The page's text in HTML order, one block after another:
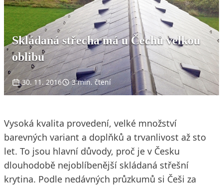
Skládaná střecha má u Čechů velkou
oblibu
30. 11. 2016 3 min. čtení
Vysoká kvalita provedení, velké množství
barevných variant a doplňků a trvanlivost až sto
let. To jsou hlavní důvody, proč je v Česku
dlouhodobě nejoblíbenější skládaná střešní
krytina. Podle nedávných průzkumů si Češi za